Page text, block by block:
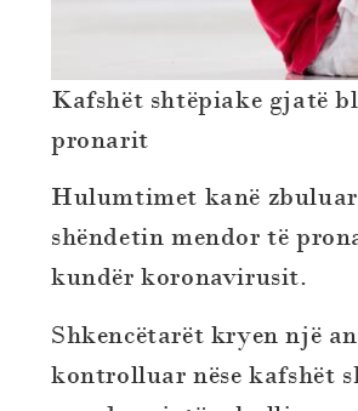
Kafshët shtëpiake gjatë
pronarit
Hulumtimet kanë
shëndetin mendor të
kundër koronavirusit.
Shkencëtarët kryen një
kontrolluar nëse kafshët